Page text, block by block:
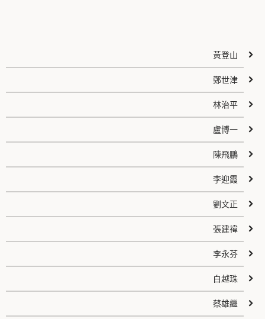
黃登山
鄭世津
林治平
盧博一
陳飛鵬
李迎霞
劉文正
張建禕
李永芬
白越珠
蔡雄繼